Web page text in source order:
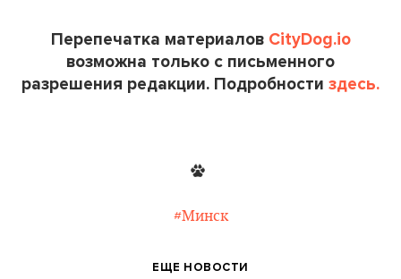
Перепечатка материалов CityDog.io
возможна только с письменного
разрешения редакции. Подробности здесь.
#Минск
ЕЩЕ НОВОСТИ